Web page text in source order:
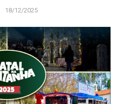
18/12/2025